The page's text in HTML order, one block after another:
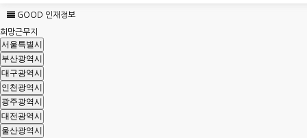
GOOD 인재정보
희망근무지